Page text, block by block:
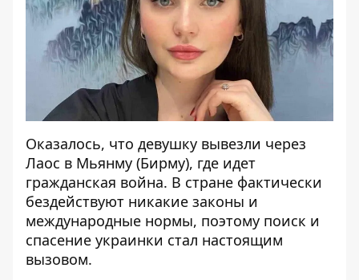
Оказалось, что девушку вывезли через
Лаос в Мьянму (Бирму), где идет
гражданская война. В стране фактически
бездействуют никакие законы и
международные нормы, поэтому поиск и
спасение украинки стал настоящим
вызовом.